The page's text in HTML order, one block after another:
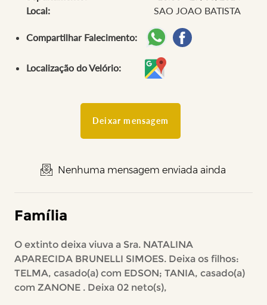
Local:
SAO JOAO BATISTA
Compartilhar Falecimento:
Localização do Velório:
Deixar mensagem
Nenhuma mensagem enviada ainda
Família
O extinto deixa viuva a Sra. NATALINA
APARECIDA BRUNELLI SIMOES. Deixa os filhos:
TELMA, casado(a) com EDSON; TANIA, casado(a)
com ZANONE . Deixa 02 neto(s),